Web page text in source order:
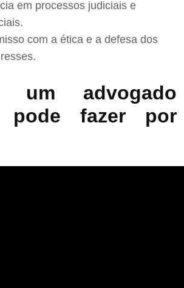
em processos judiciais e
com a ética e a defesa dos
advogado
pode fazer por